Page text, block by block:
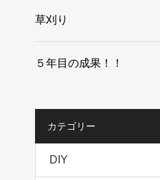
草刈り
５年目の成果！！
カテゴリー
DIY